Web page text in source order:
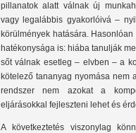
pillanatok alatt válnak új
vagy legalábbis gyakorlóivá –
körülmények hatására.
hatékonysága is: hiába tanulják
sőt válnak esetleg – elvben – a
kötelező tananyag nyomása nem
rendszer nem azokat a
eljárásokkal fejleszteni lehet és
A következtetés viszonylag